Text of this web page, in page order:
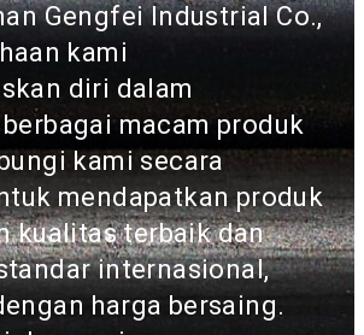
Gengfei Industrial Co.,
kami
diri dalam
macam produk
kami secara
mendapatkan produk
kualitas terbaik dan
internasional,
harga bersaing.